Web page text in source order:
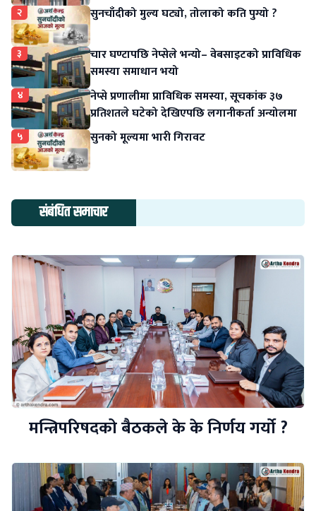
२ सुनचाँदीको मुल्य घट्यो, तोलाको कति पुग्यो ?
३
चार घण्टापछि नेप्सेले भन्यो– वेबसाइटको प्राविधिक
समस्या समाधान भयो
४
नेप्से प्रणालीमा प्राविधिक समस्या, सूचकांक ३७
प्रतिशतले घटेको देखिएपछि लगानीकर्ता अन्योलमा
५ सुनको मूल्यमा भारी गिरावट
संबंधित समाचार
मन्त्रिपरिषदको बैठकले के के निर्णय गर्यो ?